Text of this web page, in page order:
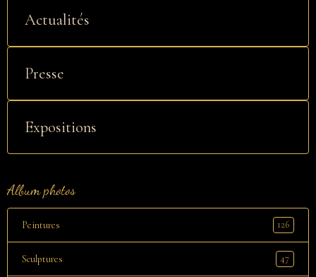
Actualités
Presse
Expositions
Album photos
Peintures 126
Sculptures 47